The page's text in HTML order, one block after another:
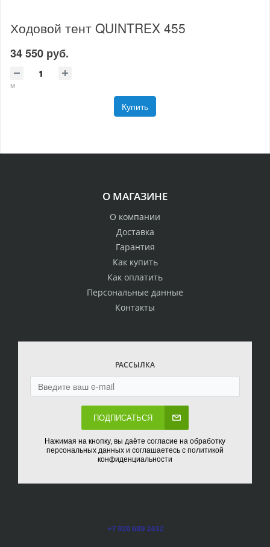
Ходовой тент QUINTREX 455
34 550 руб.
м
Купить
О МАГАЗИНЕ
О компании
Доставка
Гарантия
Как купить
Как оплатить
Персональные данные
Контакты
РАССЫЛКА
ПОДПИСАТЬСЯ
Нажимая на кнопку, вы даёте согласие на обработку
персональных данных и соглашаетесь с политикой
конфиденциальности
+7 920 689 2432